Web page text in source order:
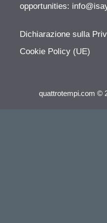
opportunities:
Dichiarazione sulla
Cookie Policy (UE)
quattrotempi.com ©